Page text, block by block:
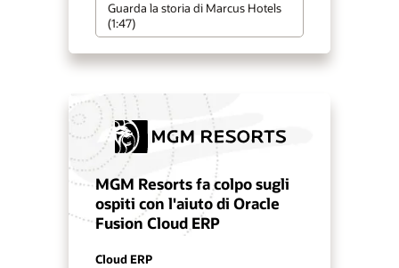
Guarda la storia di Marcus Hotels
(1:47)
MGM Resorts fa colpo sugli
ospiti con l'aiuto di Oracle
Fusion Cloud ERP
Cloud ERP